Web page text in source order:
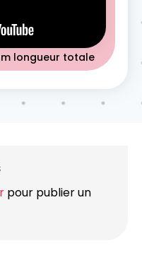
longueur totale
pour publier un